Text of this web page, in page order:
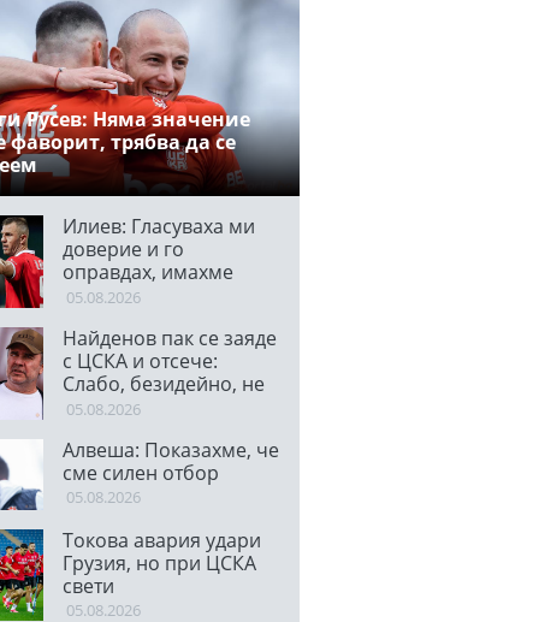
Русев: Няма значение
фаворит, трябва да се
Илиев: Гласуваха ми
доверие и го
оправдах, имахме
много ситуации
05.08.2026
Найденов пак се заяде
с ЦСКА и отсече:
Слабо, безидейно, не
става нищо!
05.08.2026
Алвеша: Показахме, че
сме силен отбор
05.08.2026
Токова авария удари
Грузия, но при ЦСКА
свети
05.08.2026